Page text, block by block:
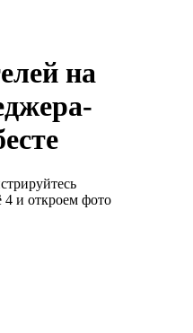
на
и откроем фото